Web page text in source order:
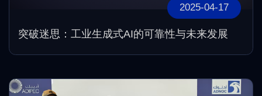
2025-04-17
突破迷思：工业生成式AI的可靠性与未来发展